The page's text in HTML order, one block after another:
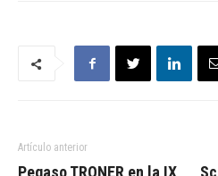
Artículo anterior
Pegaso TRONER en la IX